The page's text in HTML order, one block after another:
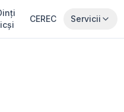
CEREC Servicii